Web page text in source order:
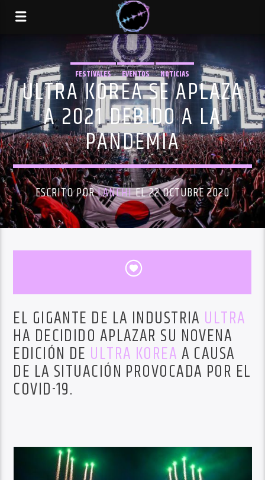
FESTIVALES EVENTOS NOTICIAS
ULTRA KOREA SE APLAZA
A 2021 DEBIDO A LA
PANDEMIA
ESCRITO PORLANCHIEL 22 OCTUBRE 2020
EL GIGANTE DE LA INDUSTRIA ULTRA
HA DECIDIDO APLAZAR SU NOVENA
EDICIÓN DE ULTRA KOREA A CAUSA
DE LA SITUACIÓN PROVOCADA POR EL
COVID-19.